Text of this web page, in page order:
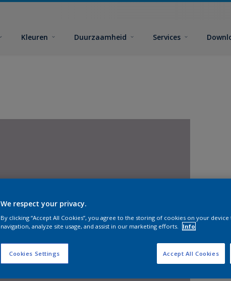
Kleuren Duurzaamheid Services
We respect your privacy.
By clicking “Accept All Cookies”, you agree to the storing of cookies on your
navigation, analyze site usage, and assist in our marketing efforts.
Info
Cookies Settings Accept All Cookies